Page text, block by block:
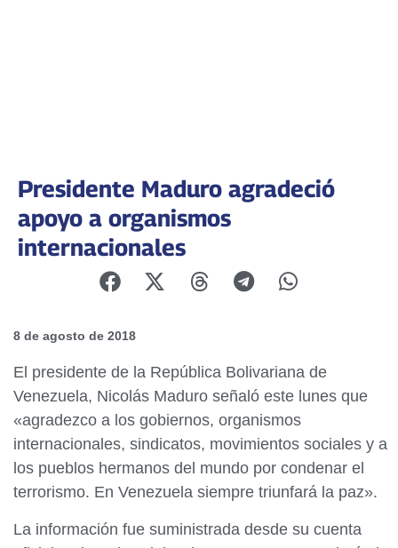
Presidente Maduro agradeció
apoyo a organismos
internacionales
8 de agosto de 2018
El presidente de la República Bolivariana de
Venezuela, Nicolás Maduro señaló este lunes que
«agradezco a los gobiernos, organismos
internacionales, sindicatos, movimientos sociales y a
los pueblos hermanos del mundo por condenar el
terrorismo. En Venezuela siempre triunfará la paz».
La información fue suministrada desde su cuenta